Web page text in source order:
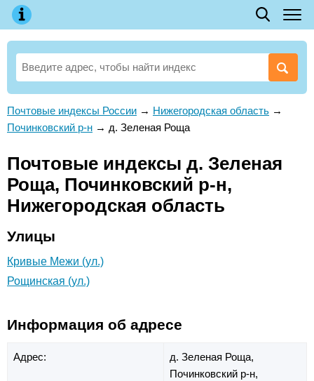
Почтовые индексы России → Нижегородская область →
Починковский р-н → д. Зеленая Роща
Почтовые индексы д. Зеленая
Роща, Починковский р-н,
Нижегородская область
Улицы
Кривые Межи (ул.)
Рощинская (ул.)
Информация об адресе
Адрес:
д. Зеленая Роща,
Починковский р-н,